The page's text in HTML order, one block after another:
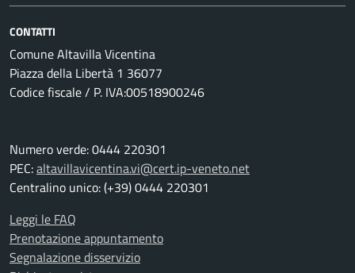
CONTATTI
Comune Altavilla Vicentina
Piazza della Libertà 1 36077
Codice fiscale / P. IVA:00518900246
Numero verde: 0444 220301
PEC:altavillavicentina.vi@cert.ip-veneto.net
Centralino unico: (+39) 0444 220301
Leggi le FAQ
Prenotazione appuntamento
Segnalazione disservizio